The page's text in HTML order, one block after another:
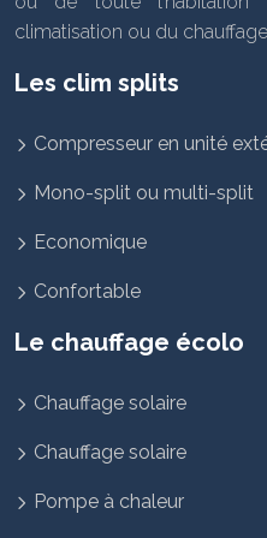
climatisation ou du
Les clim splits
Compresseur en unité
Mono-split ou multi-split
Economique
Confortable
Le chauffage écolo
Chauffage solaire
Chauffage solaire
Pompe à chaleur